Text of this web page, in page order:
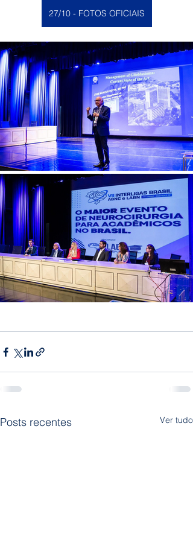
27/10 - FOTOS OFICIAIS
Posts recentes Ver tudo